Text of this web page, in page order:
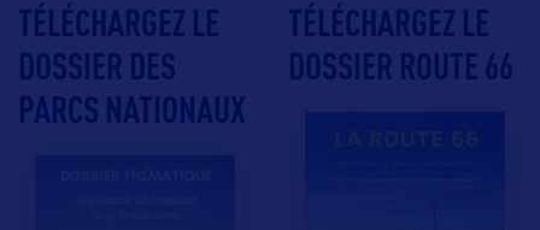
TÉLÉCHARGEZ LE
DOSSIER DES
PARCS NATIONAUX
TÉLÉCHARGEZ LE
DOSSIER ROUTE 66